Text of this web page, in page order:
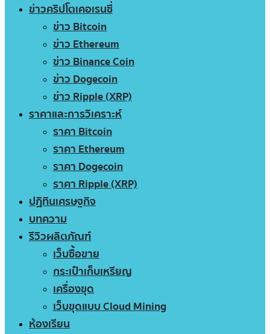
ข่าวคริปโตเคอเรนซี่
ข่าว Bitcoin
ข่าว Ethereum
ข่าว Binance Coin
ข่าว Dogecoin
ข่าว Ripple (XRP)
ราคาและการวิเคราะห์
ราคา Bitcoin
ราคา Ethereum
ราคา Dogecoin
ราคา Ripple (XRP)
ปฏิทินเศรษฐกิจ
บทความ
รีวิวผลิตภัณฑ์
เว็บซื้อขาย
กระเป๋าเก็บเหรียญ
เครื่องขุด
เว็บขุดแบบ Cloud Mining
ห้องเรียน